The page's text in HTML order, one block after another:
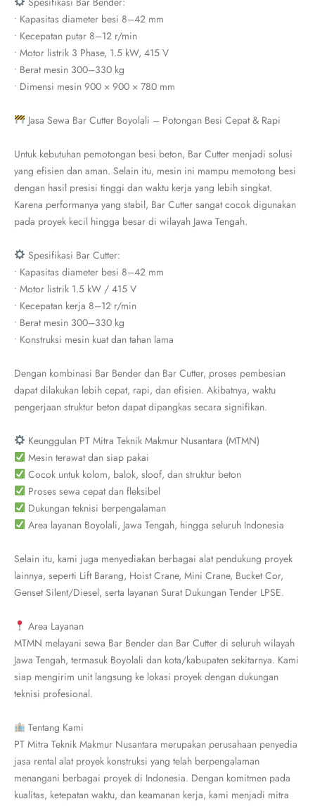
• Kapasitas diameter besi 8–42 mm
• Kecepatan putar 8–12 r/min
• Motor listrik 3 Phase, 1.5 kW, 415 V
• Berat mesin 300–330 kg
• Dimensi mesin 900 × 900 × 780 mm
Jasa Sewa Bar Cutter Boyolali – Potongan Besi Cepat & Rapi
Untuk kebutuhan pemotongan besi beton, Bar Cutter menjadi solusi
yang efisien dan aman. Selain itu, mesin ini mampu memotong besi
dengan hasil presisi tinggi dan waktu kerja yang lebih singkat.
Karena performanya yang stabil, Bar Cutter sangat cocok digunakan
pada proyek kecil hingga besar di wilayah Jawa Tengah.
Spesifikasi Bar Cutter:
• Kapasitas diameter besi 8–42 mm
• Motor listrik 1.5 kW / 415 V
• Kecepatan kerja 8–12 r/min
• Berat mesin 300–330 kg
• Konstruksi mesin kuat dan tahan lama
Dengan kombinasi Bar Bender dan Bar Cutter, proses pembesian
dapat dilakukan lebih cepat, rapi, dan efisien. Akibatnya, waktu
pengerjaan struktur beton dapat dipangkas secara signifikan.
Keunggulan PT Mitra Teknik Makmur Nusantara (MTMN)
Mesin terawat dan siap pakai
Cocok untuk kolom, balok, sloof, dan struktur beton
Proses sewa cepat dan fleksibel
Dukungan teknisi berpengalaman
Area layanan Boyolali, Jawa Tengah, hingga seluruh Indonesia
Selain itu, kami juga menyediakan berbagai alat pendukung proyek
lainnya, seperti Lift Barang, Hoist Crane, Mini Crane, Bucket Cor,
Genset Silent/Diesel, serta layanan Surat Dukungan Tender LPSE.
Area Layanan
MTMN melayani sewa Bar Bender dan Bar Cutter di seluruh wilayah
Jawa Tengah, termasuk Boyolali dan kota/kabupaten sekitarnya. Kami
siap mengirim unit langsung ke lokasi proyek dengan dukungan
teknisi profesional.
Tentang Kami
PT Mitra Teknik Makmur Nusantara merupakan perusahaan penyedia
jasa rental alat proyek konstruksi yang telah berpengalaman
menangani berbagai proyek di Indonesia. Dengan komitmen pada
kualitas, ketepatan waktu, dan keamanan kerja, kami menjadi mitra